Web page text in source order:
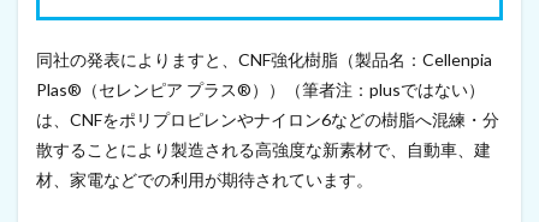
1
9
月
1
5
日
同社の発表によりますと、CNF強化樹脂（製品名：Cellenpia
Plas®（セレンピア プラス®））（筆者注：plusではない）
は、CNFをポリプロピレンやナイロン6などの樹脂へ混練・分
散することにより製造される高強度な新素材で、自動車、建
材、家電などでの利用が期待されています。